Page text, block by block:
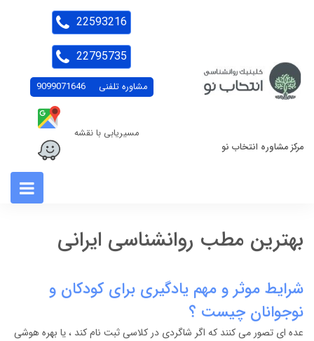
مرکز مشاوره انتخاب نو
مشاوره تلفنی 9099071646
مسیریابی با نقشه
22593216
22795735
بهترین مطب روانشناسی ایرانی
شرایط موثر و مهم یادگیری برای کودکان و
نوجوانان چیست ؟
عده ای تصور می کنند که اگر شاگردی در کلاسی ثبت نام کند ، یا بهره هوشی